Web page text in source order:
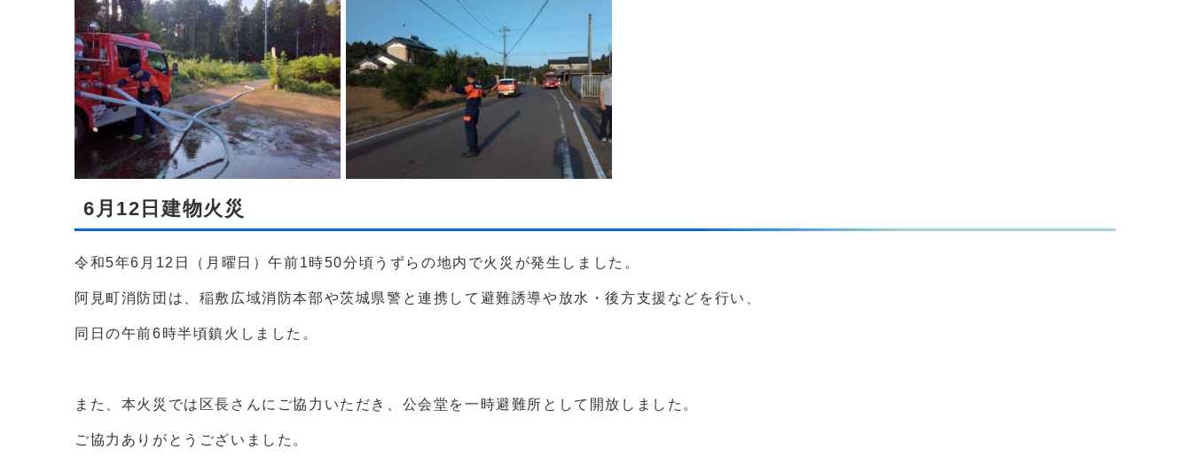
6月12日建物火災
令和5年6月12日（月曜日）午前1時50分頃うずらの地内で火災が発生しました。
阿見町消防団は、稲敷広域消防本部や茨城県警と連携して避難誘導や放水・後方支援などを行い、
同日の午前6時半頃鎮火しました。
また、本火災では区長さんにご協力いただき、公会堂を一時避難所として開放しました。
ご協力ありがとうございました。